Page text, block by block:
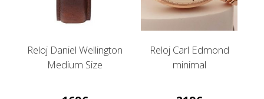
Reloj Daniel Wellington
Medium Size
Reloj Carl Edmond
minimal